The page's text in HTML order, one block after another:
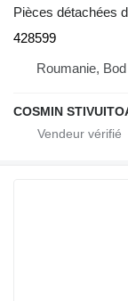
Pièces détachées
428599
Roumanie, Bod
COSMIN